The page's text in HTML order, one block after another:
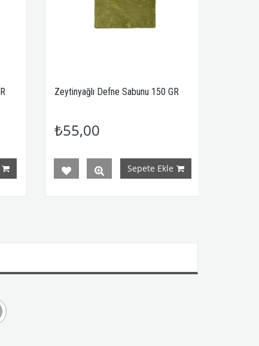
Zeytinyağlı Defne Sabunu 150 GR
₺55,00
Sepete Ekle